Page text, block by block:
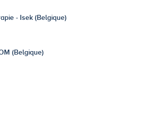
- Isek (Belgique)
(Belgique)